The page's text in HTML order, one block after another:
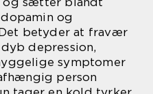
og
betyder at fravær
depression,
symptomer
person